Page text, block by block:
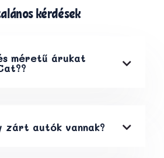
kérdések
méretű árukat
autók vannak?